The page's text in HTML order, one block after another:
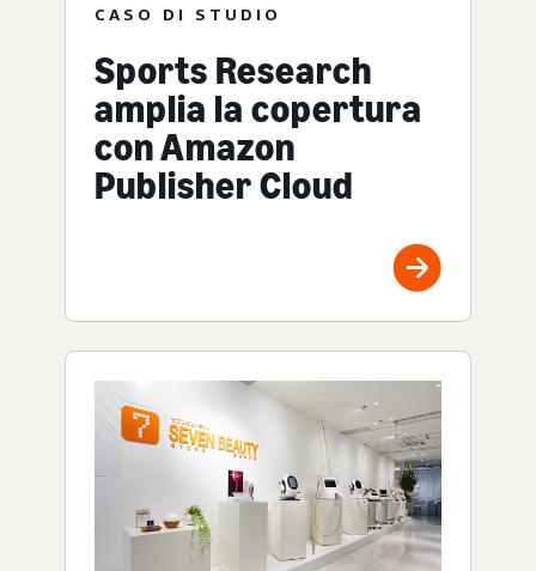
CASO DI STUDIO
Sports Research
amplia la copertura
con Amazon
Publisher Cloud